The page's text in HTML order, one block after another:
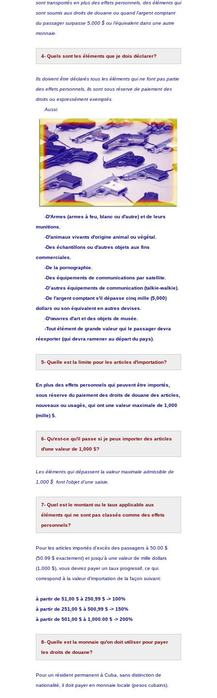
sont transportés en plus des effets personnels, des éléments qui
sont soumis aux droits de douane ou quand l'argent comptant
du passager surpasse 5,000 $ ou l'équivalent dans une autre
monnaie.
4- Quels sont les éléments que je dois déclarer?
Ils doivent être déclarés tous les éléments qui ne font pas partie
des effets personnels, ils sont sous réserve de paiement des
droits ou expressément exemptés.
Aussi:
-D'Armes (armes à feu, blanc ou d'autre) et de leurs
munitions.
-D'animaux vivants d'origine animal ou végétal.
-Des échantillons ou d'autres objets aux fins
commerciales.
-De la pornographie.
-Des équipements de communications par satellite.
-D’autres équipements de communication (talkie-walkie).
-De l'argent comptant s'il dépasse cinq mille (5,000)
dollars ou son équivalent en autres devises.
-D'œuvres d'art et des objets de musée.
-Tout élément de grande valeur qui le passager devra
réexporter (qui devra ramener au départ du pays).
5- Quelle est la limite pour les articles d'importation?
En plus des effets personnels qui peuvent être importés,
sous réserve du paiement des droits de douane des articles,
nouveaux ou usagés, qui ont une valeur maximale de 1,000
(mille) $.
6- Qu'est-ce qu'il passe si je peux importer des articles
d'une valeur de 1,000 $?
Les éléments qui dépassent la valeur maximale admissible de
1,000 $ font l'objet d'une saisie.
7- Quel est le montant ou le taux applicable aux
éléments qui ne sont pas classés comme des effets
personnels?
Pour les articles importés d'excès des passagers à 50.00 $
(50.99 $ exactement) et jusqu'à une valeur de mille dollars
(1,000 $), vous devrez payer un taux progressif, ce qui
correspond à la valeur d'importation de la façon suivant:
à partir de 51,00 $ à 250,99 $ -> 100%
à partir de 251,00 $ à 500,99 $ -> 150%
à partir de 501,00 $ à 1,000.00 $ -> 200%
8- Quelle est la monnaie qu'on doit utiliser pour payer
les droits de douane?
Pour un résident permanent à Cuba, sans distinction de
nationalité, il doit payer en monnaie locale (pesos cubains).